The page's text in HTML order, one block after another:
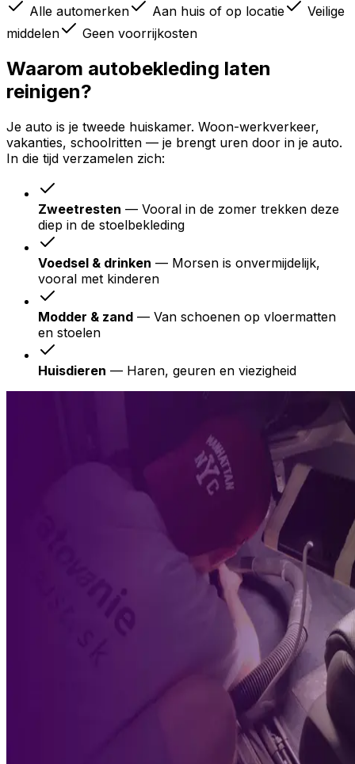
Alle automerken
Aan huis of op locatie
Veilige
middelen
Geen voorrijkosten
Waarom autobekleding laten
reinigen?
Je auto is je tweede huiskamer. Woon-werkverkeer,
vakanties, schoolritten — je brengt uren door in je auto.
In die tijd verzamelen zich:
Zweetresten — Vooral in de zomer trekken deze
diep in de stoelbekleding
Voedsel & drinken — Morsen is onvermijdelijk,
vooral met kinderen
Modder & zand — Van schoenen op vloermatten
en stoelen
Huisdieren — Haren, geuren en viezigheid